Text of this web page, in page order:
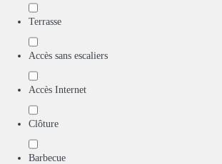
Terrasse
Accès sans escaliers
Accès Internet
Clôture
Barbecue